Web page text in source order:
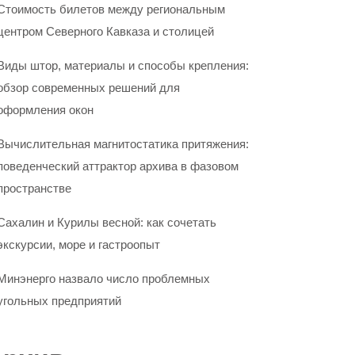
билетов между региональным
Северного Кавказа и столицей
штор, материалы и способы крепления:
современных решений для
окон
магнитостатика притяжения:
аттрактор архива в фазовом
и Курилы весной: как сочетать
море и гастроопыт
назвало число проблемных
предприятий